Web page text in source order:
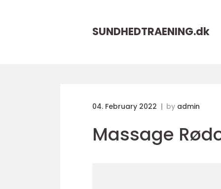
SUNDHEDTRAENING.dk
04. February 2022 by admin
Massage